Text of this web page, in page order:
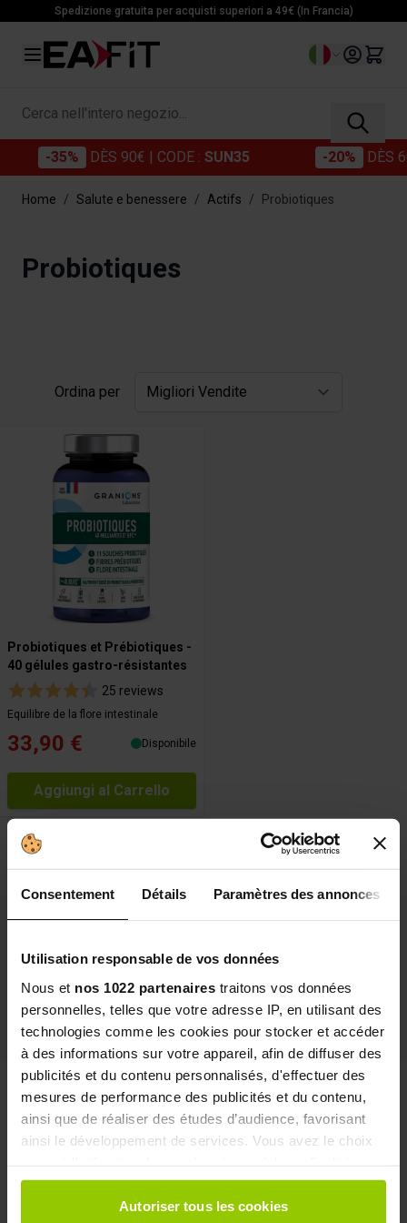
Consentement Détails Paramètres des annonces
Utilisation responsable de vos données
Nous et nos 1022 partenaires traitons vos données
personnelles, telles que votre adresse IP, en utilisant des
technologies comme les cookies pour stocker et accéder
à des informations sur votre appareil, afin de diffuser des
publicités et du contenu personnalisés, d'effectuer des
mesures de performance des publicités et du contenu,
ainsi que de réaliser des études d’audience, favorisant
ainsi le développement de services. Vous avez le choix
Vous pouvez modifier ou retirer votre consentement à
tout moment en consultant la Déclaration relative aux
Autoriser tous les cookies
Salta al contenutoSpedizione gratuita per acquisti superiori a 49€ (In Francia)
Lingua
Cerca nell'intero negozio...
-35% DÈS 90€| CODE :SUN35 -20% DÈS
Home / Salute e benessere / Actifs / Probiotiques
Probiotiques
Ordina per
Probiotiques et Prébiotiques -
40 gélules gastro-résistantes
25 reviews
Equilibre de la flore intestinale
33,90 € Disponibile
Aggiungi al Carrello
1elemento Mostra
4.4/5 sur la base de 28 avis
Laboratorio francese